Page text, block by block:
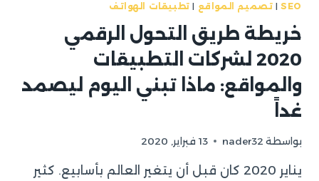
مواقع
وتطبيقات
تتحمل
الأعطال
وتستعيد
الخدمة
SEO
| تصميم المواقع | تطبيقات الهواتف
خريطة طريق التحول الرقمي
2020 لشركات التطبيقات
والمواقع: ماذا تبني اليوم ليصمد
غداً
بواسطة nader32 13 فبراير, 2020
يناير 2020 كان قبل أن يتغير العالم بأسابيع. كثير